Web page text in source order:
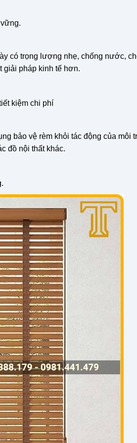
có trọng lượng nhẹ, chống nước,
giải pháp kinh tế hơn.
kiệm chi phí
bảo vệ rèm khỏi tác động của môi
đồ nội thất khác.